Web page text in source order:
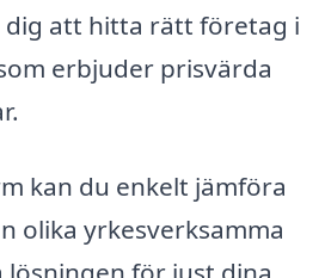
dig att hitta rätt företag i
erbjuder prisvärda
kan du enkelt jämföra
olika yrkesverksamma